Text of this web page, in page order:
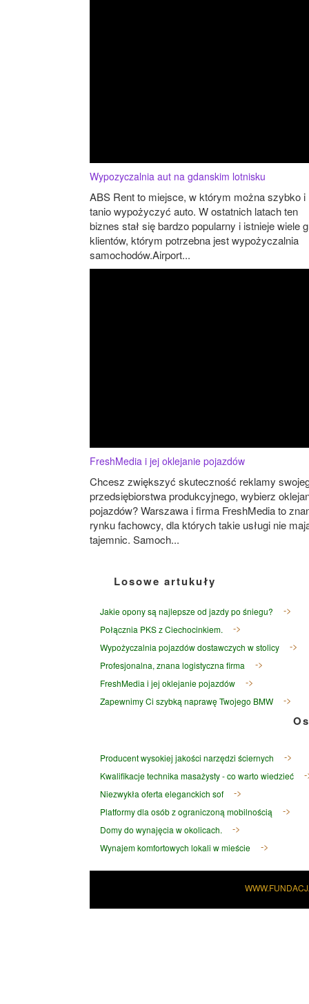
Wypozyczalnia aut na gdanskim lotnisku
ABS Rent to miejsce, w którym można szybko i
tanio wypożyczyć auto. W ostatnich latach ten
biznes stał się bardzo popularny i istnieje wiele
klientów, którym potrzebna jest wypożyczalnia
samochodów.Airport...
FreshMedia i jej oklejanie pojazdów
Chcesz zwiększyć skuteczność reklamy
przedsiębiorstwa produkcyjnego, wybierz
pojazdów? Warszawa i firma FreshMedia to
rynku fachowcy, dla których takie usługi nie
tajemnic. Samoch...
Losowe artukuły
Jakie opony są najlepsze od jazdy po śniegu?
Połącznia PKS z Ciechocinkiem.
Wypożyczalnia pojazdów dostawczych w stolicy
Profesjonalna, znana logistyczna firma
FreshMedia i jej oklejanie pojazdów
Zapewnimy Ci szybką naprawę Twojego BMW
Producent wysokiej jakości narzędzi ściernych
Kwalifikacje technika masażysty - co warto wiedzieć
Niezwykła oferta eleganckich sof
Platformy dla osób z ograniczoną mobilnością
Domy do wynajęcia w okolicach.
Wynajem komfortowych lokali w mieście